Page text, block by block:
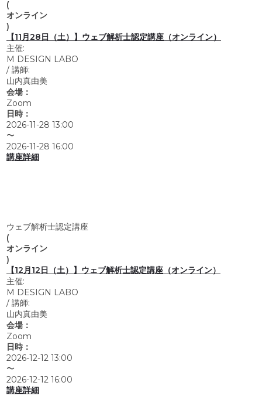
(
オンライン
)
【11月28日（土）】ウェブ解析士認定講座（オンライン）
主催:
M DESIGN LABO
/ 講師:
山内真由美
会場：
Zoom
日時：
2026-11-28 13:00
〜
2026-11-28 16:00
講座詳細
ウェブ解析士認定講座
(
オンライン
)
【12月12日（土）】ウェブ解析士認定講座（オンライン）
主催:
M DESIGN LABO
/ 講師:
山内真由美
会場：
Zoom
日時：
2026-12-12 13:00
〜
2026-12-12 16:00
講座詳細